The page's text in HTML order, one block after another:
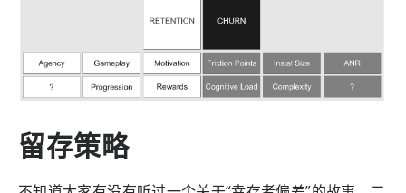
留存策略